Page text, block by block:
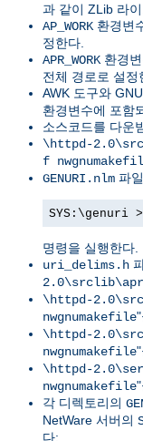
과 같이 ZLib 라
AP_WORK 환경변
정한다.
APR_WORK 환경
전체 경로로 설정
AWK 도구와
환경변수에 포함
소스코드를 다운
\httpd-
f
GENURI.nlm 파
SYS:\genuri
명령을 실행한다.
uri_delims.h
\httpd-
nwgnumakefile
\httpd-
nwgnumakefile
\httpd-
nwgnumakefile
각 디렉토리의
NetWare 서버의
다: